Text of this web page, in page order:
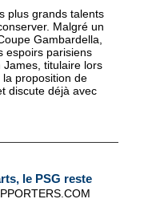
plus grands talents
Malgré un
Gambardella,
espoirs parisiens
titulaire lors
proposition de
discute déjà avec
le PSG reste